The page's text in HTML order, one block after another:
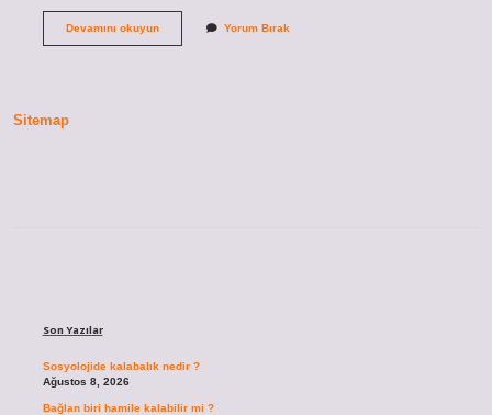
Devamını okuyunUv
Yorum Bırak
Sitemap
Son Yazılar
Sosyolojide kalabalık nedir ?
Ağustos 8, 2026
Bağlan biri hamile kalabilir mi ?